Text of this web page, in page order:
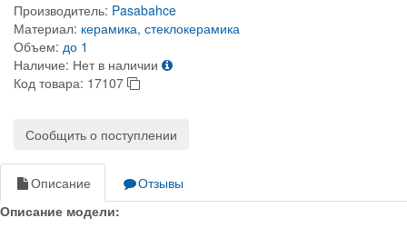
Производитель: Pasabahce
Материал: керамика, стеклокерамика
Объем: до 1
Наличие: Нет в наличии
Код товара: 17107
Сообщить о поступлении
Описание
Отзывы
Описание модели: